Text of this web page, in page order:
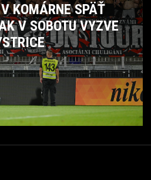
KOMÁRNE SPÄŤ
V SOBOTU VYZVE